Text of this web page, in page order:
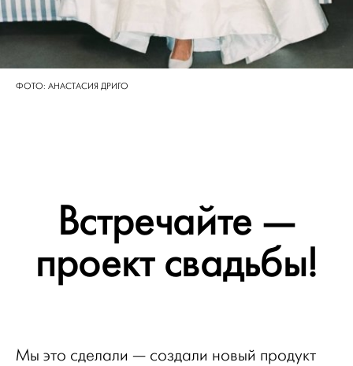
ФОТО: АНАСТАСИЯ ДРИГО
Встречайте —
проект свадьбы!
Мы это сделали — создали новый продукт